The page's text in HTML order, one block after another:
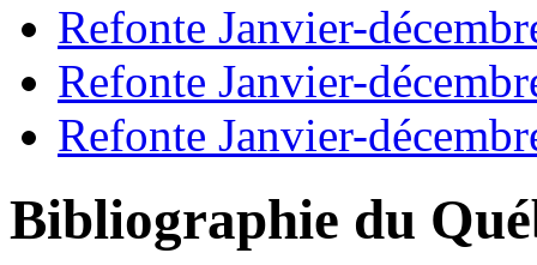
Refonte Janvier-
Refonte Janvier-
Refonte Janvier-
Bibliographie du